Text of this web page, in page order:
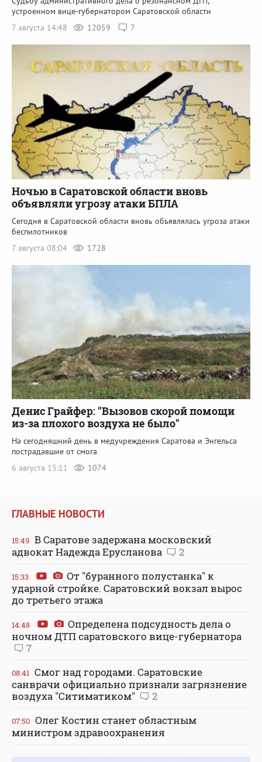
устроенном вице-губернатором Саратовской области
7 августа 14:48
12059 7
Ночью в Саратовской области вновь
объявляли угрозу атаки БПЛА
Сегодня в Саратовской области вновь объявлялась угроза атаки
беспилотников
7 августа 08:04
1728
Денис Грайфер: "Вызовов скорой помощи
из-за плохого воздуха не было"
На сегодняшний день в медучреждения Саратова и Энгельса
пострадавшие от смога
6 августа 15:11
1074
ГЛАВНЫЕ НОВОСТИ
15:49 В Саратове задержана московский
адвокат Надежда Ерусланова
2
15:33
От "буранного полустанка" к
ударной стройке. Саратовский вокзал вырос
до третьего этажа
14:48
Определена подсудность дела о
ночном ДТП саратовского вице-губернатора
7
08:41 Смог над городами. Саратовские
санврачи официально признали загрязнение
воздуха "Ситиматиком"
2
07:50 Олег Костин станет областным
министром здравоохранения